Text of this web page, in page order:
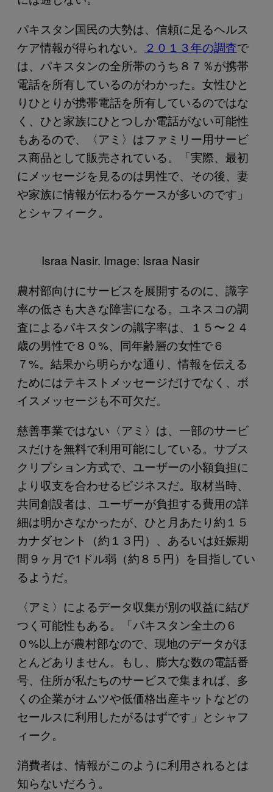
パキスタン国民の大勢は、信頼に足るヘルス
ケア情報が得られない。
２０１３年の調査で
は、パキスタンの全所帯のうち８７％が携帯
電話を所有しているのがわかった。女性ひと
りひとりが携帯電話を所有しているのではな
く、ひと家族にひとつしか電話がない可能性
もあるので、〈アミ〉はファミリー用サービ
ス商品として販売されている。「実際、最初
にメッセージを見るのは男性で、その後、妻
や家族に情報が伝わるケースが多いのです」
とシャフィーク。
Israa Nasir. Image: Israa Nasir
農村部向けにサービスを展開するのに、識字
率の低さも大きな障害になる。ユネスコの調
査によるパキスタンの識字率は、１５〜２４
歳の男性で８０%、同年齢層の女性で６
７%。結果から明らかな通り、情報を伝える
ためにはテキストメッセージだけでなく、ボ
イスメッセージも不可欠だ。
慈善事業ではない〈アミ〉は、一部のサービ
スだけを無料で利用可能にしている。サブス
クリプション方式で、ユーザーの小額負担に
より収支を合わせるビジネスだ。取材当時、
共同創設者は、ユーザーが負担する費用の詳
細は明かさなかったが、ひと月あたり約１５
カナダセント（約１３円）、あるいは妊娠期
間９ヶ月で1ドル弱（約８５円）を目指してい
るようだ。
〈アミ〉によるデータ収集が別の収益に結び
つく可能性もある。「パキスタン全土の６
０%以上が農村部なので、現地のデータがほ
とんどありません。もし、膨大な数の電話番
号、住所が私たちのサービスで集まれば、多
くの企業がオムツや低価格出産キットなどの
セールスに利用したがるはずです」とシャフ
ィーク。
消費者は、情報がこのように利用されるとは
知らないだろう。